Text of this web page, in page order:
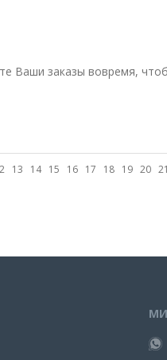
Ваши заказы вовремя,
13 14 15 16 17 18 19 20 21